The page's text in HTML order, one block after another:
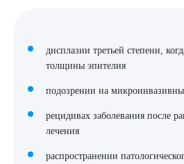
дисплазии третьей степени,
толщины эпителия
подозрении на
рецидивах заболевания после
лечения
распространении